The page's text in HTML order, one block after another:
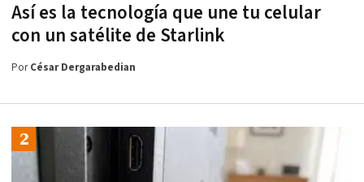
Así es la tecnología que une tu celular
con un satélite de Starlink
PorCésar Dergarabedian